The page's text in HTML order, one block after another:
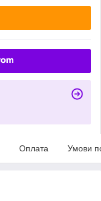
Оплата Умови